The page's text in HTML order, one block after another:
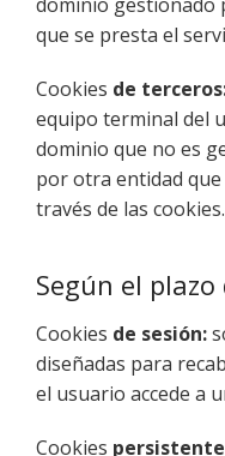
que se presta el
Cookies de
equipo terminal del
dominio que no es
por otra entidad
través de las cookies.
Según el
Cookies de sesión:
diseñadas para
el usuario accede a
Cookies